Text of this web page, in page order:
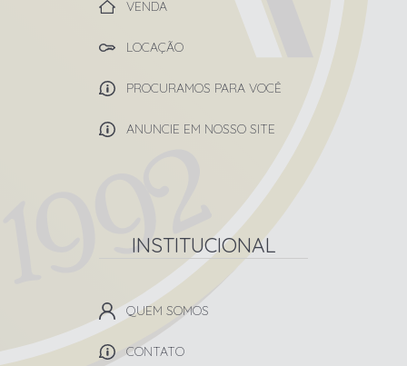
VENDA
LOCAÇÃO
PROCURAMOS PARA VOCÊ
ANUNCIE EM NOSSO SITE
INSTITUCIONAL
QUEM SOMOS
CONTATO